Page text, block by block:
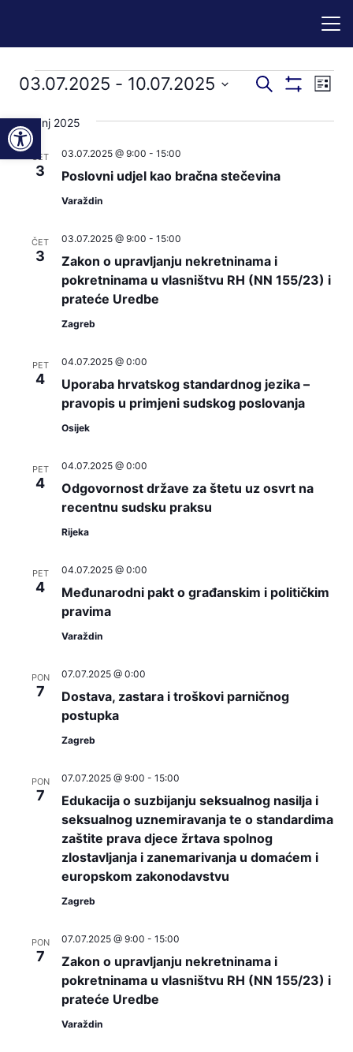
Događaji
Događaji
pregleda
Pretraži Popis
03.07.2025 - 10.07.2025
datum.
srpanj 2025
ČET
3 Poslovni udjel kao bračna stečevina
03.07.2025 @ 9:00 - 15:00
Varaždin
ČET
3
Zakon o upravljanju nekretninama i
pokretninama u vlasništvu RH (NN 155/23) i
prateće Uredbe
03.07.2025 @ 9:00 - 15:00
Zagreb
PET
4
Uporaba hrvatskog standardnog jezika –
pravopis u primjeni sudskog poslovanja
04.07.2025 @ 0:00
Osijek
PET
4
Odgovornost države za štetu uz osvrt na
recentnu sudsku praksu
04.07.2025 @ 0:00
Rijeka
PET
4
Međunarodni pakt o građanskim i političkim
pravima
04.07.2025 @ 0:00
Varaždin
PON
7
Dostava, zastara i troškovi parničnog
postupka
07.07.2025 @ 0:00
Zagreb
PON
7
Edukacija o suzbijanju seksualnog nasilja i
seksualnog uznemiravanja te o standardima
zaštite prava djece žrtava spolnog
zlostavljanja i zanemarivanja u domaćem i
europskom zakonodavstvu
07.07.2025 @ 9:00 - 15:00
Zagreb
PON
7
Zakon o upravljanju nekretninama i
pokretninama u vlasništvu RH (NN 155/23) i
prateće Uredbe
07.07.2025 @ 9:00 - 15:00
Varaždin
Open toolbar